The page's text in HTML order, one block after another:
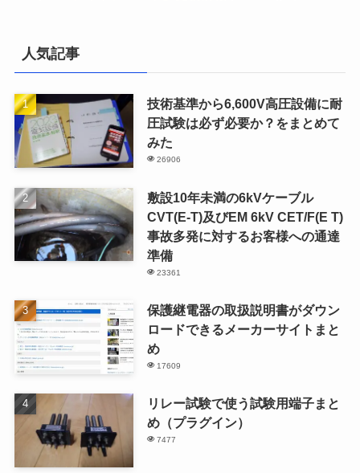
人気記事
技術基準から6,600V高圧設備に耐
圧試験は必ず必要か？をまとめて
みた
26906
敷設10年未満の6kVケーブル
CVT(E-T)及びEM 6kV CET/F(E T)
事故多発に対するお客様への通達
準備
23361
保護継電器の取扱説明書がダウン
ロードできるメーカーサイトまと
め
17609
リレー試験で使う試験用端子まと
め（プラグイン）
7477